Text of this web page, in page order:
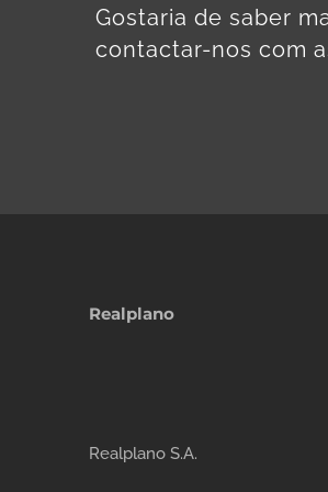
Gostaria de saber
contactar-nos com
Realplano
Realplano S.A.